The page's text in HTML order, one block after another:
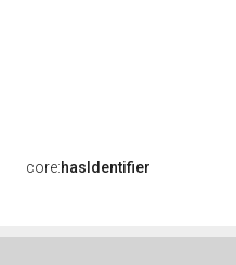
core:hasIdentifier